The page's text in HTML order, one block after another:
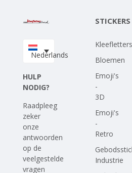
Upload je eigen ontwerp
Nederlands
HULP
NODIG?
Raadpleeg
zeker
onze
antwoorden
op de
veelgestelde
vragen
STICKERS
Kleefletters
Bloemen
Emoji's
-
3D
Emoji's
-
Retro
Industrie